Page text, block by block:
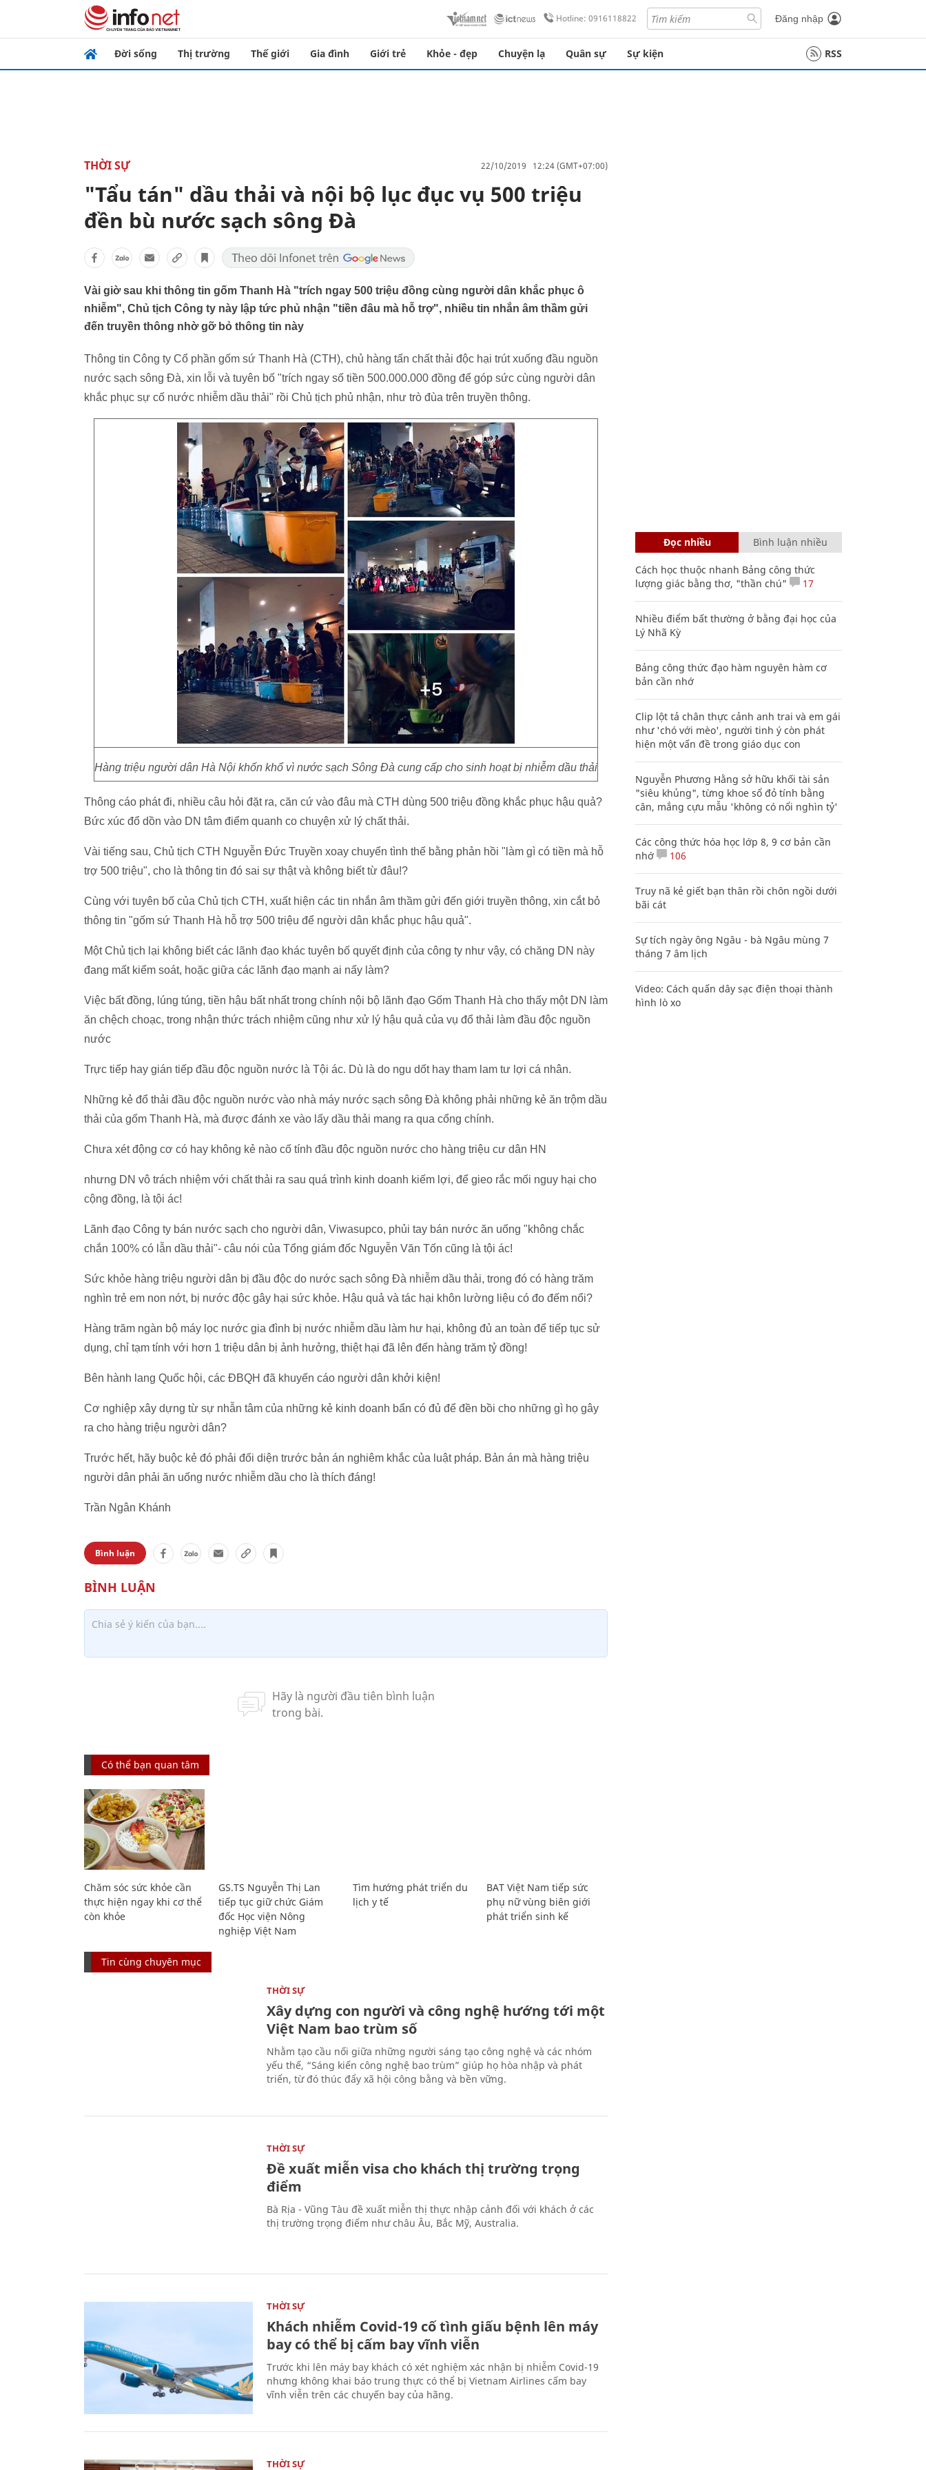
Hotline: 0916118822 Đăng nhập
Đời sống Thị trường Thế giới Gia đình Giới trẻ Khỏe - đẹp Chuyện lạ Quân sự Sự kiện RSS
THỜI SỰ 22/10/2019 12:24 (GMT+07:00)
"Tẩu tán" dầu thải và nội bộ lục đục vụ 500 triệu
đền bù nước sạch sông Đà
Vài giờ sau khi thông tin gốm Thanh Hà "trích ngay 500 triệu đồng cùng người dân khắc phục ô
nhiễm", Chủ tịch Công ty này lập tức phủ nhận "tiền đâu mà hỗ trợ", nhiều tin nhắn âm thầm gửi
đến truyền thông nhờ gỡ bỏ thông tin này
Thông tin Công ty Cổ phần gốm sứ Thanh Hà (CTH), chủ hàng tấn chất thải độc hại trút xuống đầu nguồn
nước sạch sông Đà, xin lỗi và tuyên bố "trích ngay số tiền 500.000.000 đồng để góp sức cùng người dân
khắc phục sự cố nước nhiễm dầu thải" rồi Chủ tịch phủ nhận, như trò đùa trên truyền thông.
Hàng triệu người dân Hà Nội khốn khổ vì nước sạch Sông Đà cung cấp cho sinh hoạt bị nhiễm dầu thải
Thông cáo phát đi, nhiều câu hỏi đặt ra, căn cứ vào đâu mà CTH dùng 500 triệu đồng khắc phục hậu quả?
Bức xúc đổ dồn vào DN tâm điểm quanh co chuyện xử lý chất thải.
Vài tiếng sau, Chủ tịch CTH Nguyễn Đức Truyền xoay chuyển tình thế bằng phản hồi "làm gì có tiền mà hỗ
trợ 500 triệu", cho là thông tin đó sai sự thật và không biết từ đâu!?
Cùng với tuyên bố của Chủ tịch CTH, xuất hiện các tin nhắn âm thầm gửi đến giới truyền thông, xin cắt bỏ
thông tin "gốm sứ Thanh Hà hỗ trợ 500 triệu để người dân khắc phục hậu quả".
Một Chủ tịch lại không biết các lãnh đạo khác tuyên bố quyết định của công ty như vậy, có chăng DN này
đang mất kiểm soát, hoặc giữa các lãnh đạo mạnh ai nấy làm?
Việc bất đồng, lúng túng, tiền hậu bất nhất trong chính nội bộ lãnh đạo Gốm Thanh Hà cho thấy một DN làm
ăn chệch choạc, trong nhận thức trách nhiệm cũng như xử lý hậu quả của vụ đổ thải làm đầu độc nguồn
nước
Trực tiếp hay gián tiếp đầu độc nguồn nước là Tội ác. Dù là do ngu dốt hay tham lam tư lợi cá nhân.
Những kẻ đổ thải đầu độc nguồn nước vào nhà máy nước sạch sông Đà không phải những kẻ ăn trộm dầu
thải của gốm Thanh Hà, mà được đánh xe vào lấy dầu thải mang ra qua cổng chính.
Chưa xét động cơ có hay không kẻ nào cố tính đầu độc nguồn nước cho hàng triệu cư dân HN
nhưng DN vô trách nhiệm với chất thải ra sau quá trình kinh doanh kiếm lợi, để gieo rắc mối nguy hại cho
cộng đồng, là tội ác!
Lãnh đạo Công ty bán nước sạch cho người dân, Viwasupco, phủi tay bán nước ăn uống "không chắc
chắn 100% có lẫn dầu thải"- câu nói của Tổng giám đốc Nguyễn Văn Tốn cũng là tội ác!
Sức khỏe hàng triệu người dân bị đầu độc do nước sạch sông Đà nhiễm dầu thải, trong đó có hàng trăm
nghìn trẻ em non nớt, bị nước độc gây hại sức khỏe. Hậu quả và tác hại khôn lường liệu có đo đếm nổi?
Hàng trăm ngàn bộ máy lọc nước gia đình bị nước nhiễm dầu làm hư hại, không đủ an toàn để tiếp tục sử
dụng, chỉ tạm tính với hơn 1 triệu dân bị ảnh hưởng, thiệt hại đã lên đến hàng trăm tỷ đồng!
Bên hành lang Quốc hội, các ĐBQH đã khuyến cáo người dân khởi kiện!
Cơ nghiệp xây dựng từ sự nhẫn tâm của những kẻ kinh doanh bẩn có đủ để đền bồi cho những gì họ gây
ra cho hàng triệu người dân?
Trước hết, hãy buộc kẻ đó phải đối diện trước bản án nghiêm khắc của luật pháp. Bản án mà hàng triệu
người dân phải ăn uống nước nhiễm dầu cho là thích đáng!
Trần Ngân Khánh
Bình luận
Có thể bạn quan tâm
Chăm sóc sức khỏe cần
thực hiện ngay khi cơ thể
còn khỏe
GS.TS Nguyễn Thị Lan
tiếp tục giữ chức Giám
đốc Học viện Nông
nghiệp Việt Nam
Tìm hướng phát triển du
lịch y tế
BAT Việt Nam tiếp sức
phụ nữ vùng biên giới
phát triển sinh kế
Tin cùng chuyên mục
THỜI SỰ
Xây dựng con người và công nghệ hướng tới một
Việt Nam bao trùm số
Nhằm tạo cầu nối giữa những người sáng tạo công nghệ và các nhóm
yếu thế, “Sáng kiến công nghệ bao trùm” giúp họ hòa nhập và phát
triển, từ đó thúc đẩy xã hội công bằng và bền vững.
THỜI SỰ
Đề xuất miễn visa cho khách thị trường trọng
điểm
Bà Rịa - Vũng Tàu đề xuất miễn thị thực nhập cảnh đối với khách ở các
thị trường trọng điểm như châu Âu, Bắc Mỹ, Australia.
THỜI SỰ
Khách nhiễm Covid-19 cố tình giấu bệnh lên máy
bay có thể bị cấm bay vĩnh viễn
Trước khi lên máy bay khách có xét nghiệm xác nhận bị nhiễm Covid-19
nhưng không khai báo trung thực có thể bị Vietnam Airlines cấm bay
vĩnh viễn trên các chuyến bay của hãng.
THỜI SỰ
Đọc nhiều Bình luận nhiều
Cách học thuộc nhanh Bảng công thức
lượng giác bằng thơ, "thần chú"
17
Nhiều điểm bất thường ở bằng đại học của
Lý Nhã Kỳ
Bảng công thức đạo hàm nguyên hàm cơ
bản cần nhớ
Clip lột tả chân thực cảnh anh trai và em gái
như 'chó với mèo', người tinh ý còn phát
hiện một vấn đề trong giáo dục con
Nguyễn Phương Hằng sở hữu khối tài sản
"siêu khủng", từng khoe sổ đỏ tính bằng
cân, mắng cựu mẫu 'không có nổi nghìn tỷ'
Các công thức hóa học lớp 8, 9 cơ bản cần
nhớ
106
Truy nã kẻ giết bạn thân rồi chôn ngồi dưới
bãi cát
Sự tích ngày ông Ngâu - bà Ngâu mùng 7
tháng 7 âm lịch
Video: Cách quấn dây sạc điện thoại thành
hình lò xo